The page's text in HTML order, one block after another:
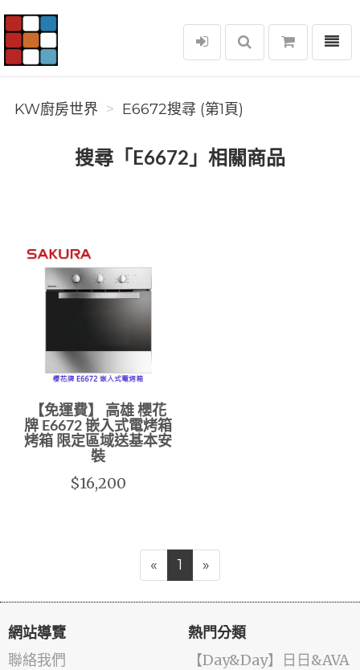
KW廚房世界
選單
KW廚房世界 E6672搜尋 (第1頁)
搜尋「E6672」相關商品
【免運費】 高雄 櫻花
牌 E6672 嵌入式電烤箱
烤箱 限定區域送基本安
裝
$16,200
« 1 »
網站導覽
聯絡我們
熱門分類
️【Day&Day】️日日&AVA